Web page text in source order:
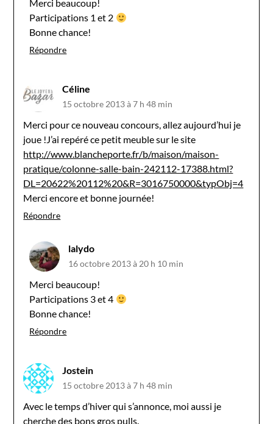
Merci beaucoup!
Participations 1 et 2
Bonne chance!
Répondre
Céline
15 octobre 2013 à 7 h 48 min
Merci pour ce nouveau concours, allez aujourd’hui je
joue !J’ai repéré ce petit meuble sur le site
http://www.blancheporte.fr/b/maison/maison-
pratique/colonne-salle-bain-242112-17388.html?
DL=20622%20112%20&R=3016750000&typObj=4
Merci encore et bonne journée!
Répondre
lalydo
16 octobre 2013 à 20 h 10 min
Merci beaucoup!
Participations 3 et 4
Bonne chance!
Répondre
Jostein
15 octobre 2013 à 7 h 48 min
Avec le temps d’hiver qui s’annonce, moi aussi je
cherche des bons gros pulls.